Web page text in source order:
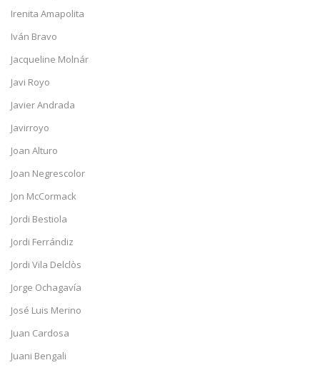
Irenita Amapolita
Iván Bravo
Jacqueline Molnár
Javi Royo
Javier Andrada
Javirroyo
Joan Alturo
Joan Negrescolor
Jon McCormack
Jordi Bestiola
Jordi Ferrándiz
Jordi Vila Delclòs
Jorge Ochagavía
José Luis Merino
Juan Cardosa
Juani Bengali